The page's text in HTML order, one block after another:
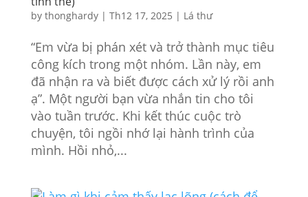
by thonghardy| Th12 17, 2025 | Lá thư
“Em vừa bị phán xét và trở thành mục tiêu
công kích trong một nhóm. Lần này, em
đã nhận ra và biết được cách xử lý rồi anh
ạ”. Một người bạn vừa nhắn tin cho tôi
vào tuần trước. Khi kết thúc cuộc trò
chuyện, tôi ngồi nhớ lại hành trình của
mình. Hồi nhỏ,...